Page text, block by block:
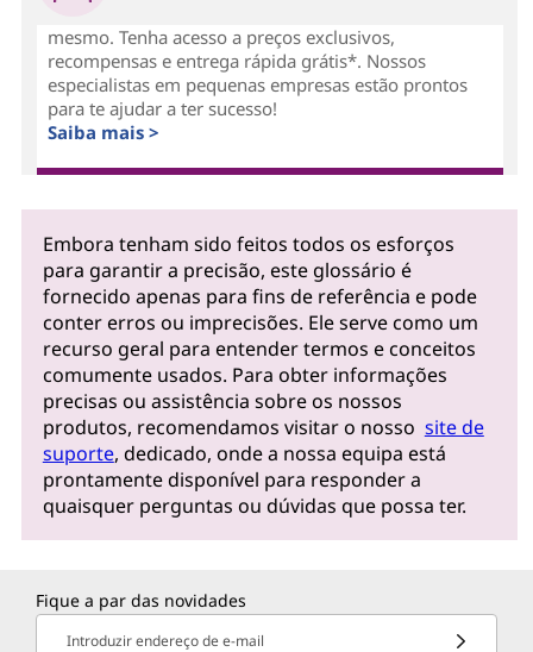
mesmo. Tenha acesso a preços exclusivos,
recompensas e entrega rápida grátis*. Nossos
especialistas em pequenas empresas estão prontos
para te ajudar a ter sucesso!
Saiba mais >
Embora tenham sido feitos todos os esforços
para garantir a precisão, este glossário é
fornecido apenas para fins de referência e pode
conter erros ou imprecisões. Ele serve como um
recurso geral para entender termos e conceitos
comumente usados. Para obter informações
precisas ou assistência sobre os nossos
produtos, recomendamos visitar o nosso site de
suporte, dedicado, onde a nossa equipa está
prontamente disponível para responder a
quaisquer perguntas ou dúvidas que possa ter.
Fique a par das novidades
Introduzir endereço de e-mail